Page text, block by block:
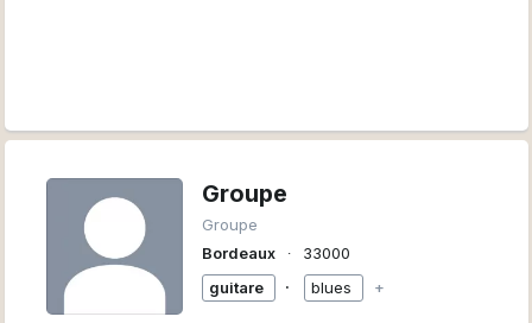
Groupe
Groupe
Bordeaux
∙
33000
guitare
∙ blues +